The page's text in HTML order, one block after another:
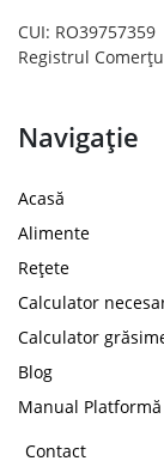
CUI: RO39757359
Registrul
Navigație
Acasă
Alimente
Rețete
Calculator
Calculator
Blog
Manual
Contact